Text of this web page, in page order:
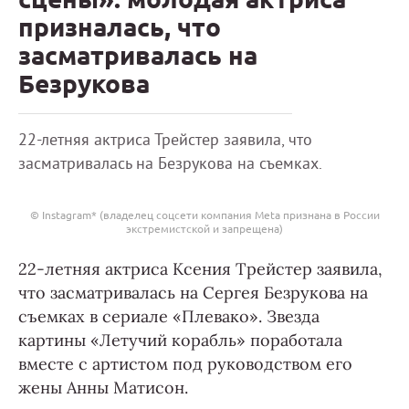
призналась, что
засматривалась на
Безрукова
22-летняя актриса Трейстер заявила, что
засматривалась на Безрукова на съемках.
© Instagram* (владелец соцсети компания Meta признана в России
экстремистской и запрещена)
22-летняя актриса Ксения Трейстер заявила,
что засматривалась на Сергея Безрукова на
съемках в сериале «Плевако». Звезда
картины «Летучий корабль» поработала
вместе с артистом под руководством его
жены Анны Матисон.